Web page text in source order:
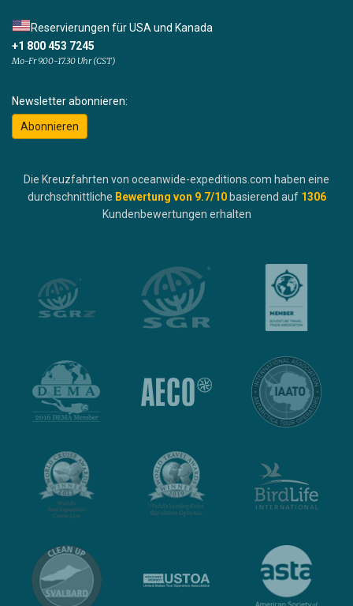
Reservierungen für USA und Kanada
+1 800 453 7245
Mo-Fr 9.00-17.30 Uhr (CST)
Newsletter abonnieren:
Abonnieren
Die Kreuzfahrten von oceanwide-expeditions.com haben eine
durchschnittliche Bewertung von 9.7/10 basierend auf 1306
Kundenbewertungen erhalten